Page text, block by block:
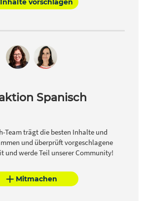
Inhalte vorschlagen
Spanisch
Team trägt die besten Inhalte und
und überprüft vorgeschlagene
und werde Teil unserer Community!
Mitmachen